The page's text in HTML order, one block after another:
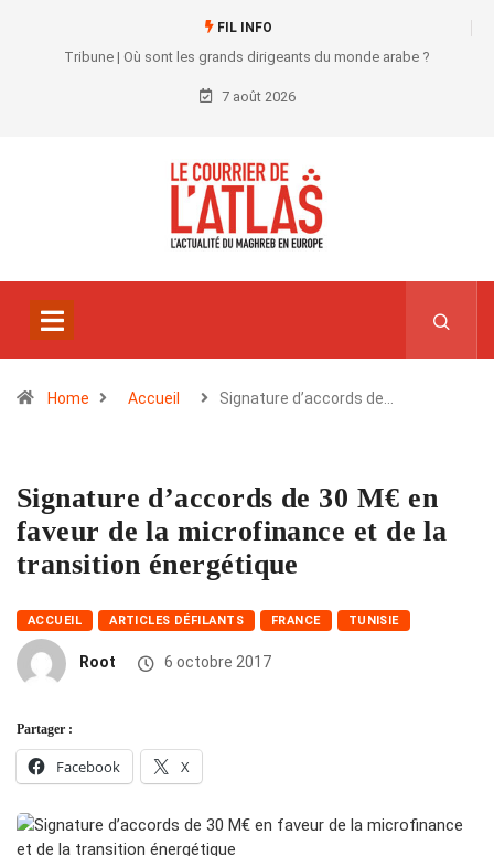
FIL INFO
Tribune | Où sont les grands dirigeants du monde arabe ?
7 août 2026
Home Accueil Signature d’accords de…
Signature d’accords de 30 M€ en
faveur de la microfinance et de la
transition énergétique
ACCUEIL ARTICLES DÉFILANTS FRANCE TUNISIE
Root 6 octobre 2017
Partager :
Facebook X